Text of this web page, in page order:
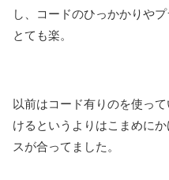
し、コードのひっかかりや
とても楽。
以前はコード有りのを使っ
けるというよりはこまめに
スが合ってました。